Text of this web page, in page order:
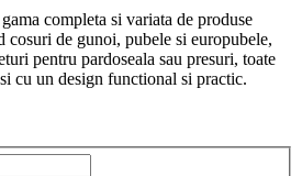
completa si variata de produse
cosuri de gunoi, pubele si europubele,
pentru pardoseala sau presuri, toate
cu un design functional si practic.